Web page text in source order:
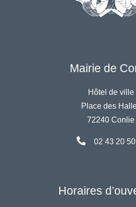
Mairie de
Hôtel de ville
Place des
72240 Conlie
02 43 20
Horaires